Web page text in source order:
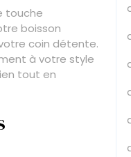
touche
boisson
coin détente.
à votre style
tout en